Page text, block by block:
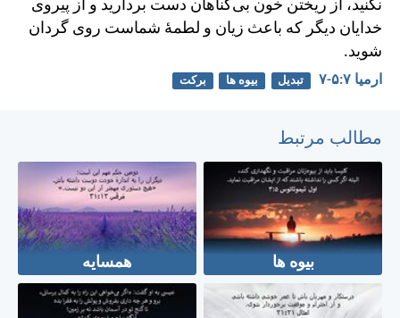
نكنيد، از ريختن خون بی‌گناهان دست برداريد و از پيروی
خدايان ديگر كه باعث زيان و لطمهٔ شماست روی گردان
شويد.
ارميا ۷:‏۵-‏۷ تبدیل بیوه ها برکت
مطالب مرتبط
بیوه ها همسایه